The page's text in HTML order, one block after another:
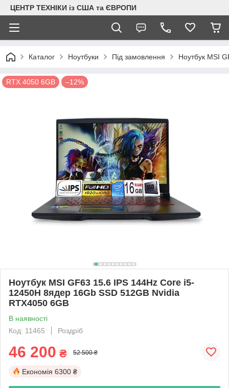
ЦЕНТР ТЕХНІКИ із США та ЄВРОПИ
Каталог Ноутбуки Під замовлення Ноутбук MSI
RTX 4050 6GB –12%
Ноутбук MSI GF63 15.6 IPS 144Hz Core i5-
12450H 8ядер 16Gb SSD 512GB Nvidia
RTX4050 6GB
В наявності
Код: 11465
Роздріб
46 200 ₴ 52 500 ₴
Економія 6300 ₴